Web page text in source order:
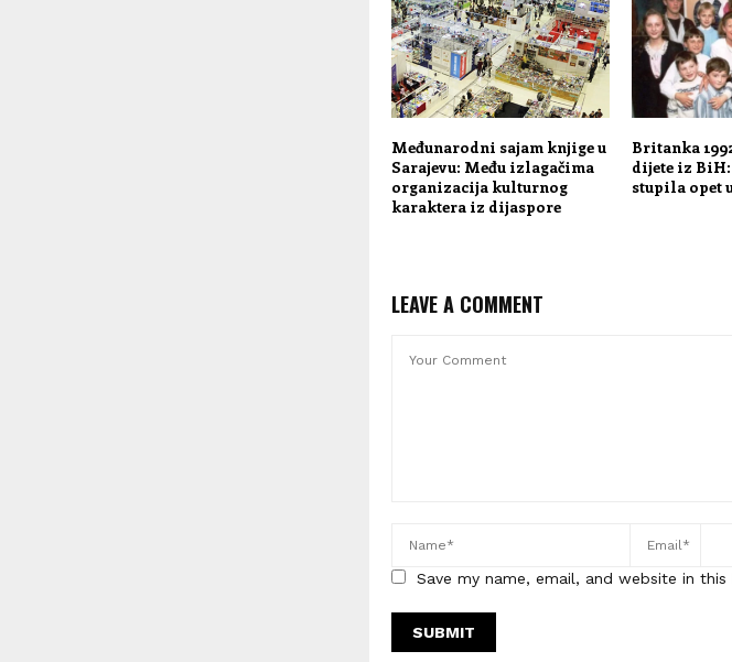
Međunarodni sajam knjige u
Sarajevu: Među izlagačima
organizacija kulturnog
karaktera iz dijaspore
Britanka
dijete iz
stupila opet
LEAVE A COMMENT
Save my name, email, and website in